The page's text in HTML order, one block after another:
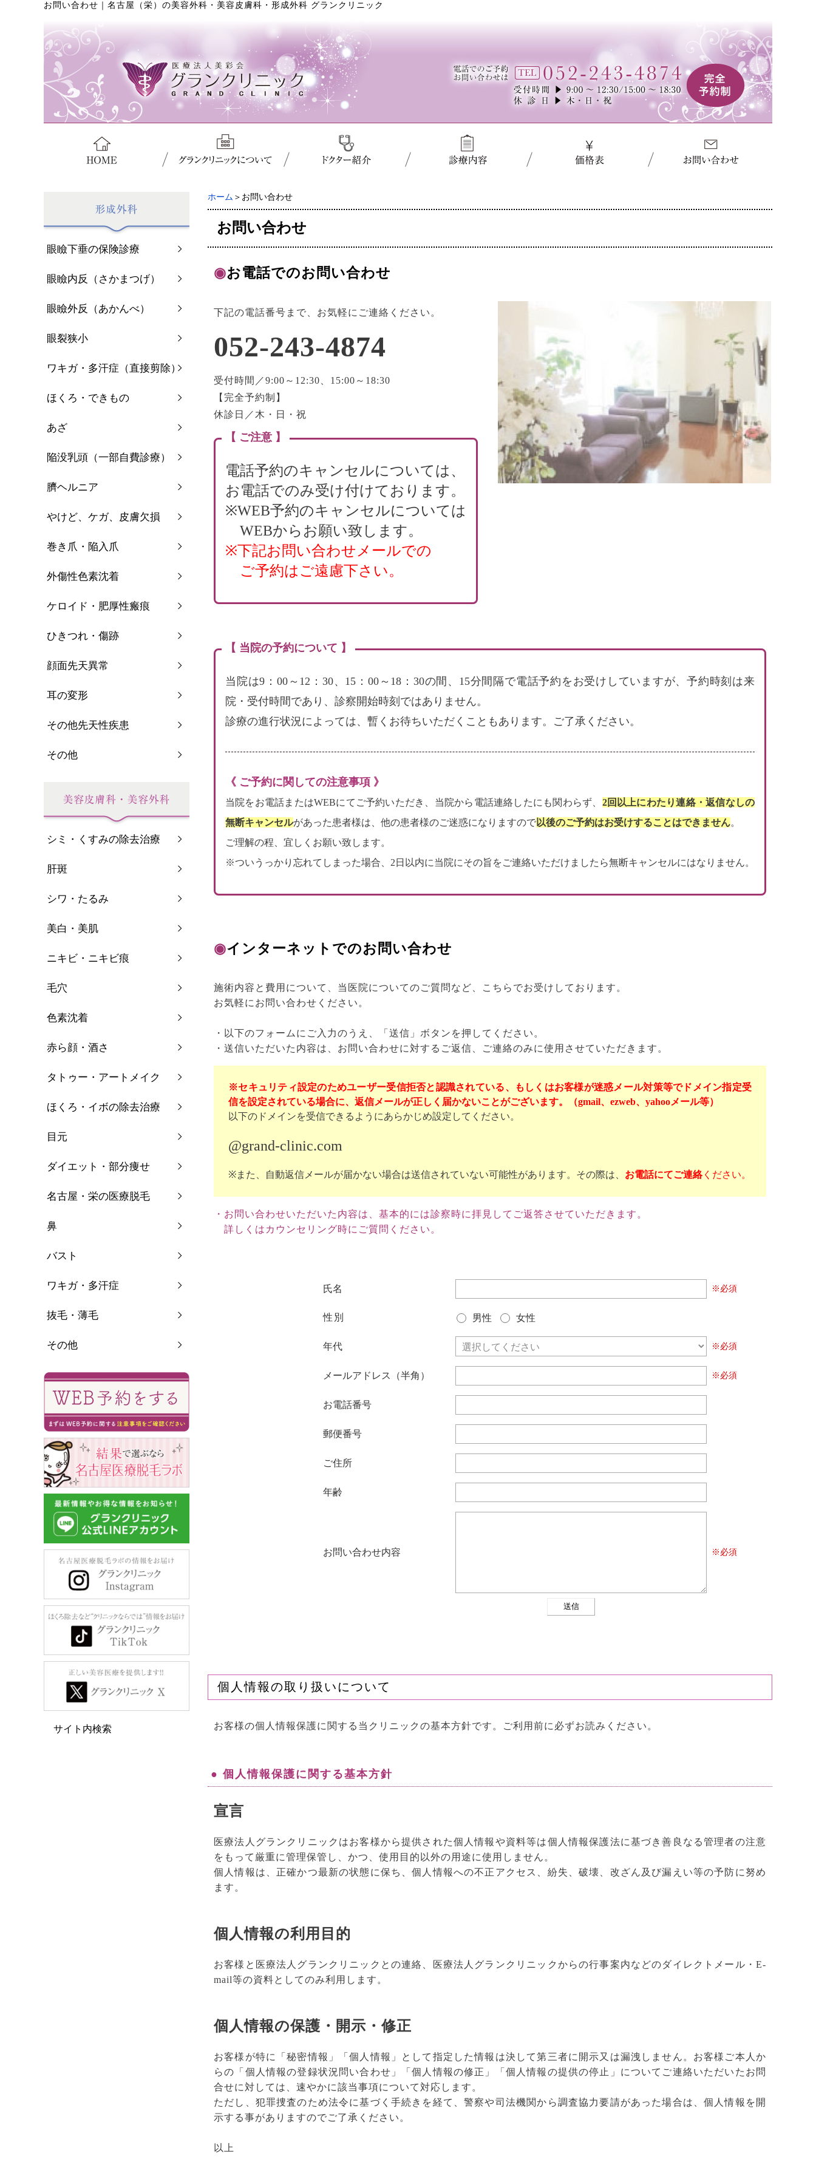
お問い合わせ 名古屋（栄）の美容外科・美容皮膚科・形成外科 グランクリニック
ホーム ＞お問い合わせ
お問い合わせ
◉お電話でのお問い合わせ
下記の電話番号まで、お気軽にご連絡ください。
052-243-4874
受付時間／9:00～12:30、15:00～18:30
【完全予約制】
休診日／木・日・祝
【 ご注意 】
電話予約のキャンセルについては、
お電話でのみ受け付けております。
※WEB予約のキャンセルについては
WEBからお願い致します。
※下記お問い合わせメールでの
ご予約はご遠慮下さい。
【 当院の予約について 】
当院は9：00～12：30、15：00～18：30の間、15分間隔で電話予約をお受けしていますが、予約時刻は来
院・受付時間であり、診察開始時刻ではありません。
診療の進行状況によっては、暫くお待ちいただくこともあります。ご了承ください。
《 ご予約に関しての注意事項 》
当院をお電話またはWEBにてご予約いただき、当院から電話連絡したにも関わらず、 2回以上にわたり連絡・返信なしの
無断キャンセルがあった患者様は、他の患者様のご迷惑になりますので以後のご予約はお受けすることはできません。
ご理解の程、宜しくお願い致します。
※ついうっかり忘れてしまった場合、2日以内に当院にその旨をご連絡いただけましたら無断キャンセルにはなりません。
◉インターネットでのお問い合わせ
施術内容と費用について、当医院についてのご質問など、こちらでお受けしております。
お気軽にお問い合わせください。
・以下のフォームにご入力のうえ、「送信」ボタンを押してください。
・送信いただいた内容は、お問い合わせに対するご返信、ご連絡のみに使用させていただきます。
※セキュリティ設定のためユーザー受信拒否と認識されている、もしくはお客様が迷惑メール対策等でドメイン指定受
信を設定されている場合に、返信メールが正しく届かないことがございます。（gmail、ezweb、yahooメール等）
以下のドメインを受信できるようにあらかじめ設定してください。
@grand-clinic.com
※また、自動返信メールが届かない場合は送信されていない可能性があります。その際は、 お電話にてご連絡ください。
・お問い合わせいただいた内容は、基本的には診察時に拝見してご返答させていただきます。
詳しくはカウンセリング時にご質問ください。
氏名 ※必須
性別 男性 女性
年代 ※必須
メールアドレス（半角） ※必須
お電話番号
郵便番号
ご住所
年齢
お問い合わせ内容 ※必須
個人情報の取り扱いについて
お客様の個人情報保護に関する当クリニックの基本方針です。ご利用前に必ずお読みください。
● 個人情報保護に関する基本方針
宣言
医療法人グランクリニックはお客様から提供された個人情報や資料等は個人情報保護法に基づき善良なる管理者の注意
をもって厳重に管理保管し、かつ、使用目的以外の用途に使用しません。
個人情報は、正確かつ最新の状態に保ち、個人情報への不正アクセス、紛失、破壊、改ざん及び漏えい等の予防に努め
ます。
個人情報の利用目的
お客様と医療法人グランクリニックとの連絡、医療法人グランクリニックからの行事案内などのダイレクトメール・E-
mail等の資料としてのみ利用します。
個人情報の保護・開示・修正
お客様が特に「秘密情報」「個人情報」として指定した情報は決して第三者に開示又は漏洩しません。お客様ご本人か
らの「個人情報の登録状況問い合わせ」「個人情報の修正」「個人情報の提供の停止」についてご連絡いただいたお問
合せに対しては、速やかに該当事項について対応します。
ただし、犯罪捜査のため法令に基づく手続きを経て、警察や司法機関から調査協力要請があった場合は、個人情報を開
示する事がありますのでご了承ください。
以上
眼瞼下垂の保険診療
眼瞼内反（さかまつげ）
眼瞼外反（あかんべ）
眼裂狭小
ワキガ・多汗症（直接剪除）
ほくろ・できもの
あざ
陥没乳頭（一部自費診療）
臍ヘルニア
やけど、ケガ、皮膚欠損
巻き爪・陥入爪
外傷性色素沈着
ケロイド・肥厚性瘢痕
ひきつれ・傷跡
顔面先天異常
耳の変形
その他先天性疾患
その他
シミ・くすみの除去治療
肝斑
シワ・たるみ
美白・美肌
ニキビ・ニキビ痕
毛穴
色素沈着
赤ら顔・酒さ
タトゥー・アートメイク
ほくろ・イボの除去治療
目元
ダイエット・部分痩せ
名古屋・栄の医療脱毛
鼻
バスト
ワキガ・多汗症
抜毛・薄毛
その他
サイト内検索